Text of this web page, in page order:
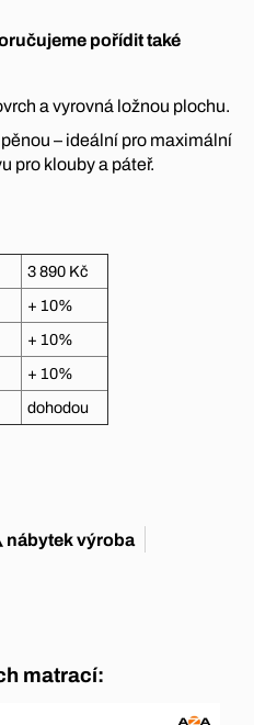
pořídit také
a vyrovná ložnou plochu.
– ideální pro maximální
pro klouby a páteř.
3 890 Kč
+ 10%
+ 10%
+ 10%
dohodou
nábytekvýroba
matrací: